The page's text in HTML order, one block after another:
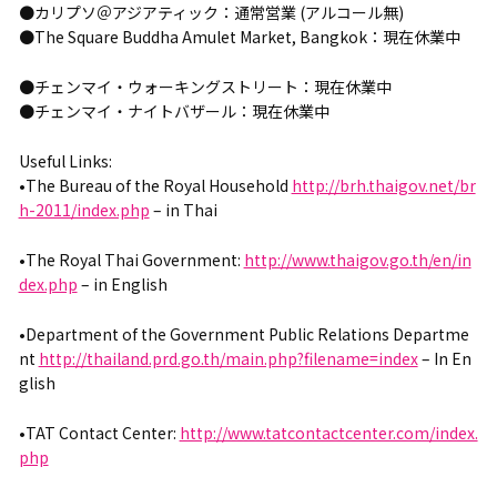
●カリプソ＠アジアティック：通常営業 (アルコール無)
●The Square Buddha Amulet Market, Bangkok：現在休業中
●チェンマイ・ウォーキングストリート：現在休業中
●チェンマイ・ナイトバザール：現在休業中
Useful Links:
•The Bureau of the Royal Household http://brh.thaigov.net/br
h-2011/index.php – in Thai
•The Royal Thai Government: http://www.thaigov.go.th/en/in
dex.php – in English
•Department of the Government Public Relations Departme
nt http://thailand.prd.go.th/main.php?filename=index– In En
glish
•TAT Contact Center: http://www.tatcontactcenter.com/index.
php